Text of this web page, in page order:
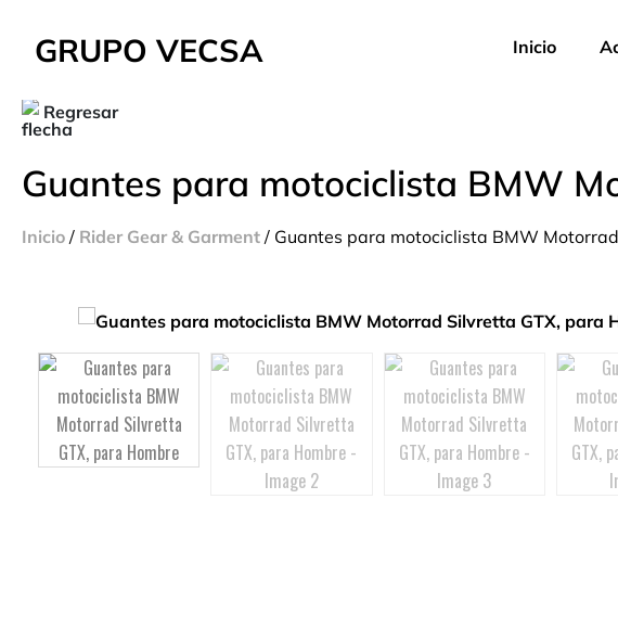
GRUPO VECSA Inicio
Regresar
Guantes para motociclista BMW
Inicio / Rider Gear & Garment / Guantes para motociclista BMW